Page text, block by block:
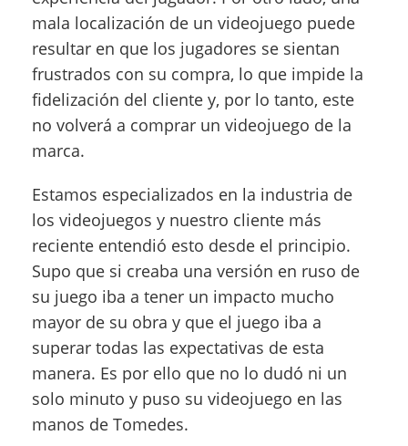
mala localización de un videojuego puede
resultar en que los jugadores se sientan
frustrados con su compra, lo que impide la
fidelización del cliente y, por lo tanto, este
no volverá a comprar un videojuego de la
marca.
Estamos especializados en la industria de
los videojuegos y nuestro cliente más
reciente entendió esto desde el principio.
Supo que si creaba una versión en ruso de
su juego iba a tener un impacto mucho
mayor de su obra y que el juego iba a
superar todas las expectativas de esta
manera. Es por ello que no lo dudó ni un
solo minuto y puso su videojuego en las
manos de Tomedes.